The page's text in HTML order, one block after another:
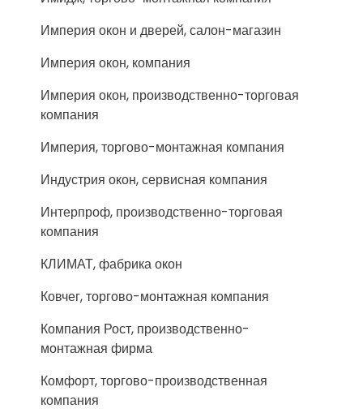
Империя окон и дверей, салон-магазин
Империя окон, компания
Империя окон, производственно-торговая
компания
Империя, торгово-монтажная компания
Индустрия окон, сервисная компания
Интерпроф, производственно-торговая
компания
КЛИМАТ, фабрика окон
Ковчег, торгово-монтажная компания
Компания Рост, производственно-
монтажная фирма
Комфорт, торгово-производственная
компания